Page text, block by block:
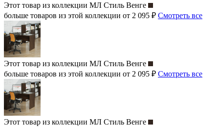
Этот товар из коллекции МЛ Стиль Венге
больше товаров из этой коллекции от 2 095 ₽ Смотреть все
Этот товар из коллекции МЛ Стиль Венге
больше товаров из этой коллекции от 2 095 ₽ Смотреть все
Этот товар из коллекции МЛ Стиль Венге